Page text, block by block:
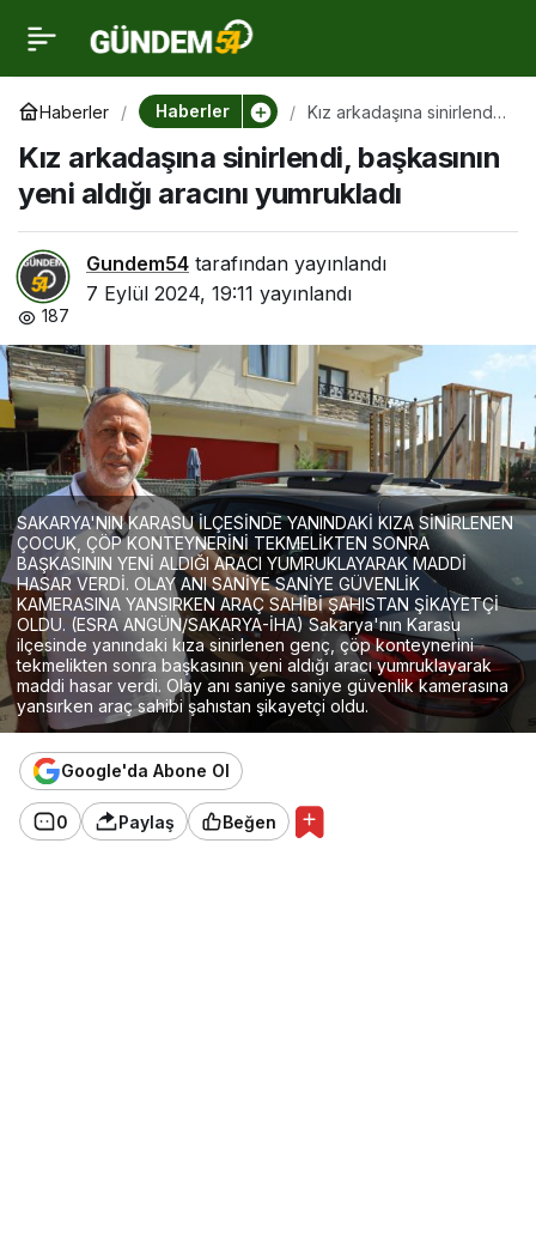
Haberler Haberler
Kız arkadaşına sinirlendi,
aracını yumrukladı
Kız arkadaşına sinirlendi, başkasının
yeni aldığı aracını yumrukladı
Gundem54 tarafından yayınlandı
7 Eylül 2024, 19:11 yayınlandı
187
SAKARYA'NIN KARASU İLÇESİNDE YANINDAKİ KIZA SİNİRLENEN
ÇOCUK, ÇÖP KONTEYNERİNİ TEKMELİKTEN SONRA
BAŞKASININ YENİ ALDIĞI ARACI YUMRUKLAYARAK MADDİ
HASAR VERDİ. OLAY ANI SANİYE SANİYE GÜVENLİK
KAMERASINA YANSIRKEN ARAÇ SAHİBİ ŞAHISTAN ŞİKAYETÇİ
OLDU. (ESRA ANGÜN/SAKARYA-İHA) Sakarya'nın Karasu
ilçesinde yanındaki kıza sinirlenen genç, çöp konteynerini
tekmelikten sonra başkasının yeni aldığı aracı yumruklayarak
maddi hasar verdi. Olay anı saniye saniye güvenlik kamerasına
yansırken araç sahibi şahıstan şikayetçi oldu.
Google'da Abone Ol
0 Paylaş Beğen
Kız arkadaşına
sinirlendi, başkasının
yeni aldığı aracını
yumrukladı